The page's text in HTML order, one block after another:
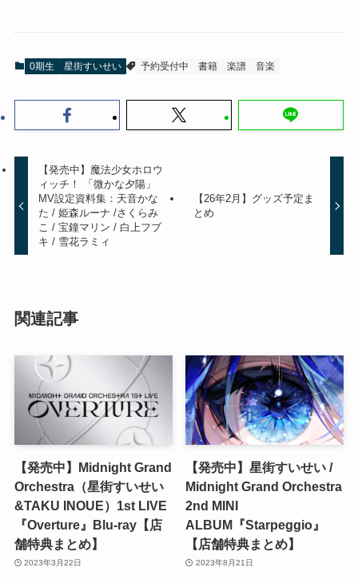
0期生 星街すいせい 予約受付中 書籍 楽譜 音楽
【発売中】魔法少女ホロウ
ィッチ！ 「微かな夕陽」
MV設定資料集：天音かな
た / 姫森ルーナ /さくらみ
こ / 宝鐘マリン / 白上フブ
キ / 雪花ラミィ
【26年2月】グッズ予定ま
とめ
関連記事
【発売中】Midnight Grand
Orchestra（星街すいせい
&TAKU INOUE）1st LIVE
『Overture』Blu-ray【店
舗特典まとめ】
2023年3月22日
【発売中】星街すいせい /
Midnight Grand Orchestra
2nd MINI
ALBUM『Starpeggio』
【店舗特典まとめ】
2023年8月21日